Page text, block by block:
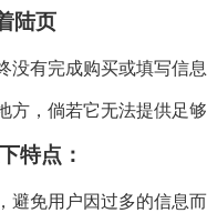
陆页
没有完成购买或填写信
方，倘若它无法提供足
特点：
避免用户因过多的信息